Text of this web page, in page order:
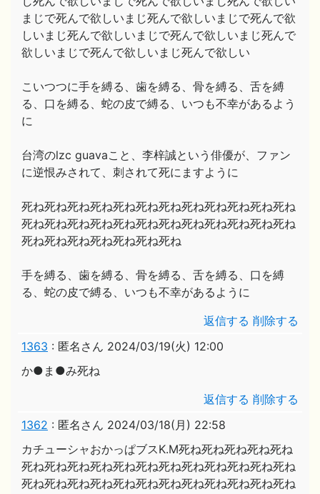
まじで死んで欲しいまじ死んで欲しいまじで死んで欲
しいまじ死んで欲しいまじで死んで欲しいまじ死んで
欲しいまじで死んで欲しいまじ死んで欲しい
こいつつに手を縛る、歯を縛る、骨を縛る、舌を縛
る、口を縛る、蛇の皮で縛る、いつも不幸があるよう
に
台湾のlzc guavaこと、李梓誠という俳優が、ファン
に逆恨みされて、刺されて死にますように
死ね死ね死ね死ね死ね死ね死ね死ね死ね死ね死ね死ね
死ね死ね死ね死ね死ね死ね死ね死ね死ね死ね死ね死ね
死ね死ね死ね死ね死ね死ね死ね
手を縛る、歯を縛る、骨を縛る、舌を縛る、口を縛
る、蛇の皮で縛る、いつも不幸があるように
返信する 削除する
1363 : 匿名さん 2024/03/19(火) 12:00
か●ま●み死ね
返信する 削除する
1362 : 匿名さん 2024/03/18(月) 22:58
カチューシャおかっぱブスK.M死ね死ね死ね死ね死ね
死ね死ね死ね死ね死ね死ね死ね死ね死ね死ね死ね死ね
死ね死ね死ね死ね死ね死ね死ね死ね死ね死ね死ね死ね